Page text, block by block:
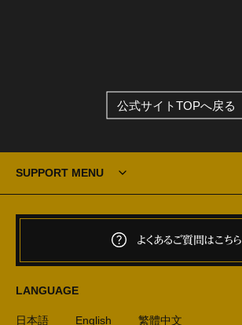
公式サイトTOPへ戻る
SUPPORT MENU
よくあるご質問はこちら
LANGUAGE
日本語 English 繁體中文